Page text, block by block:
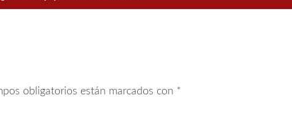
obligatorios están marcados con *